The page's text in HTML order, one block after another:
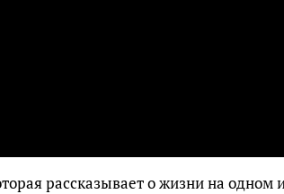
рассказывает о жизни на одном